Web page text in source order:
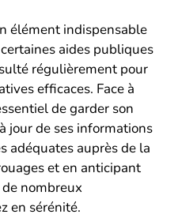
élément indispensable
aides publiques
régulièrement pour
efficaces. Face à
de garder son
jour de ses informations
adéquates auprès de la
et en anticipant
nombreux
en sérénité.